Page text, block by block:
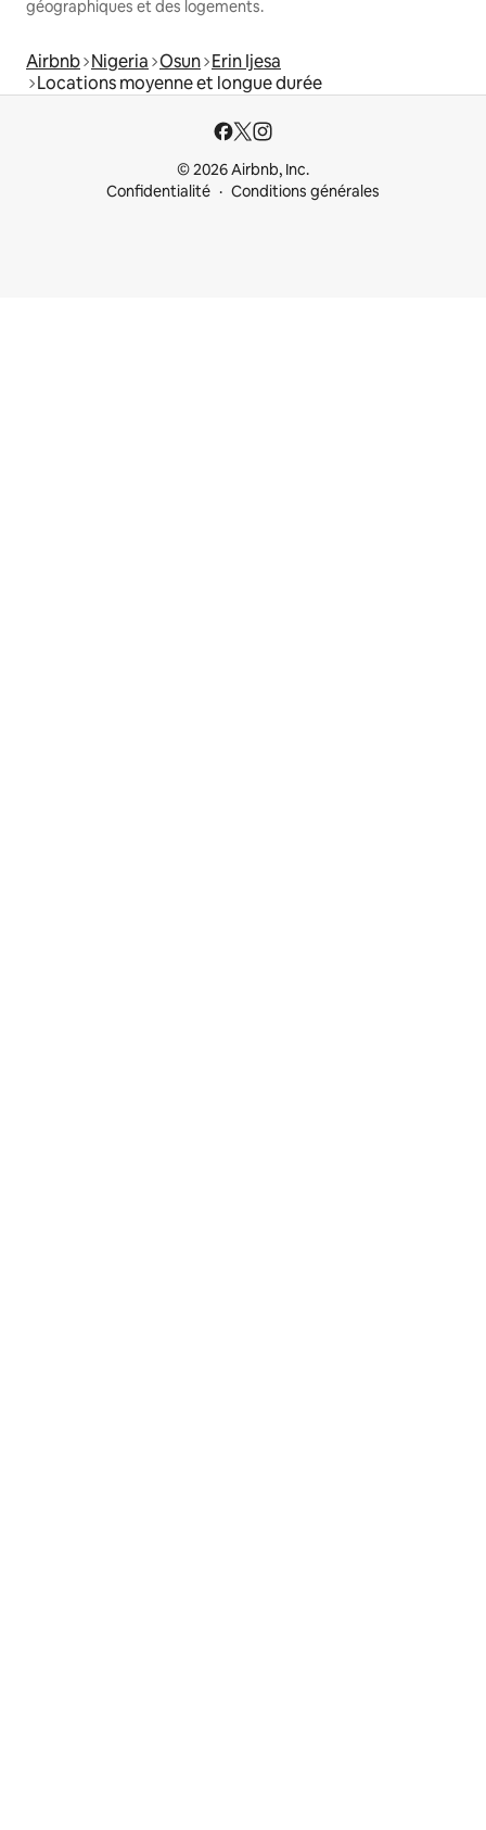
géographiques et des logements.
Airbnb Nigeria Osun Erin Ijesa
Locations moyenne et longue durée
© 2026 Airbnb, Inc.
Confidentialité
Conditions générales